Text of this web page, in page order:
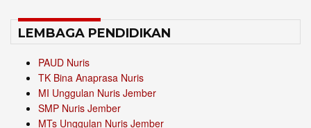
LEMBAGA PENDIDIKAN
PAUD Nuris
TK Bina Anaprasa Nuris
MI Unggulan Nuris Jember
SMP Nuris Jember
MTs Unggulan Nuris Jember